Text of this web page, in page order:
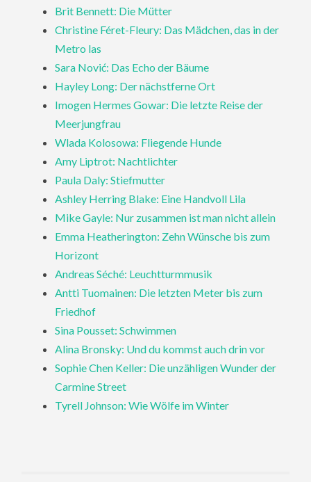
Brit Bennett: Die Mütter
Christine Féret-Fleury: Das Mädchen, das in der
Metro las
Sara Nović: Das Echo der Bäume
Hayley Long: Der nächstferne Ort
Imogen Hermes Gowar: Die letzte Reise der
Meerjungfrau
Wlada Kolosowa: Fliegende Hunde
Amy Liptrot: Nachtlichter
Paula Daly: Stiefmutter
Ashley Herring Blake: Eine Handvoll Lila
Mike Gayle: Nur zusammen ist man nicht allein
Emma Heatherington: Zehn Wünsche bis zum
Horizont
Andreas Séché: Leuchtturmmusik
Antti Tuomainen: Die letzten Meter bis zum
Friedhof
Sina Pousset: Schwimmen
Alina Bronsky: Und du kommst auch drin vor
Sophie Chen Keller: Die unzähligen Wunder der
Carmine Street
Tyrell Johnson: Wie Wölfe im Winter